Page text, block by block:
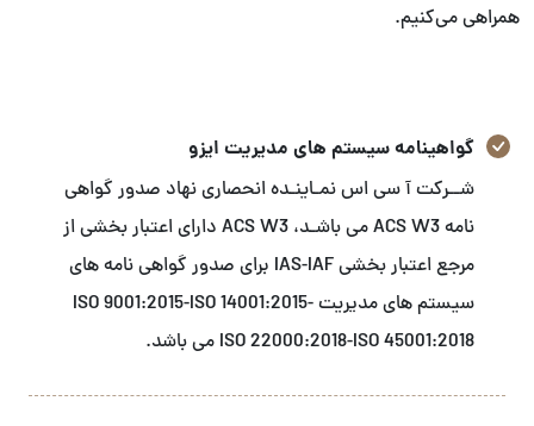
همراهی می‌کنیم.
گواهینامه سیستم های مدیریت ایزو
شــرکت آ سی اس نمـاینـده انحصاری نهاد صدور گواهی
نامه ACS W3 می باشـد، ACS W3 دارای اعتبار بخشی از
مرجع اعتبار بخشی IAS-IAF برای صدور گواهی نامه های
سیستم های مدیریت ISO 9001:2015-ISO 14001:2015-
ISO 22000:2018-ISO 45001:2018 می باشد.